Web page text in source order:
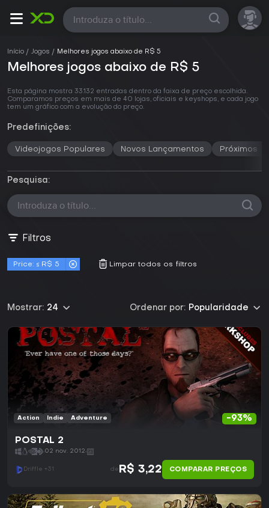
Todas
Início Jogos Melhores jogos abaixo de R$ 5
Melhores jogos abaixo de R$ 5
Esta página mostra 33.132 entradas dentro da faixa de preço escolhida.
Comparamos preços em mais de 40 lojas, oficiais e keyshops, e cada jogo
tem um gráfico com a evolução do preço.
Predefinições:
Videojogos Populares Novos Lançamentos Próximos
Pesquisa:
Filtros
Price: ≤ R$ 5 Limpar todos os filtros
Ordenar por: Popularidade
Mostrar: 24
-93%
Action Indie Adventure
POSTAL 2
02 nov. 2012
Driffle +31 de R$ 3,22 COMPARAR PREÇOS